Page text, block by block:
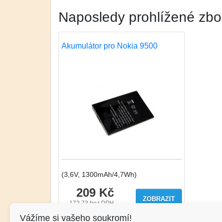
Naposledy prohlížené
Akumulátor pro Nokia 9500
(3,6V, 1300mAh/4,7Wh)
209 Kč
172.73 bez DPH
ZOBRAZIT
Vážíme si vašeho soukromí!